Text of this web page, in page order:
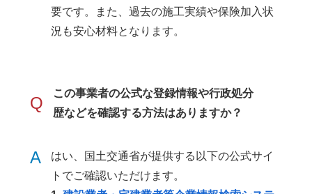
要です。また、過去の施工実績や保険加入状
況も安心材料となります。
Q
この事業者の公式な登録情報や行政処分
歴などを確認する方法はありますか？
A
はい、国土交通省が提供する以下の公式サイ
トでご確認いただけます。